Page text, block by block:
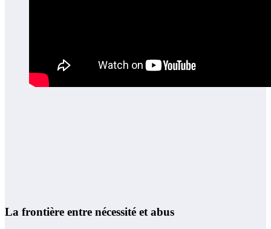
La frontière entre nécessité et abus